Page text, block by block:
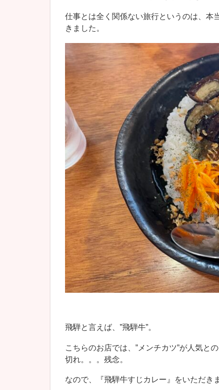
仕事とは全く関係ない旅行というのは、本
きました。
飛騨と言えば、”飛騨牛”。
こちらのお店では、”メンチカツ”が人気と
切れ。。。残念。
なので、『飛騨牛すじカレー』をいただき